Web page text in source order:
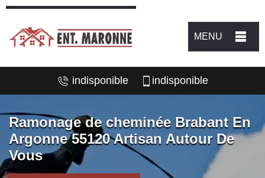
MENU
indisponible indisponible
Ramonage de cheminée Brabant En
Argonne 55120 Artisan Autour De
Vous